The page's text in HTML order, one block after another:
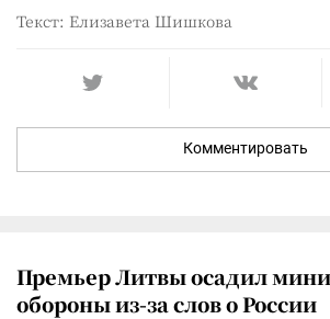
Текст: Елизавета Шишкова
Комментировать
Премьер Литвы осадил
обороны из-за слов о России